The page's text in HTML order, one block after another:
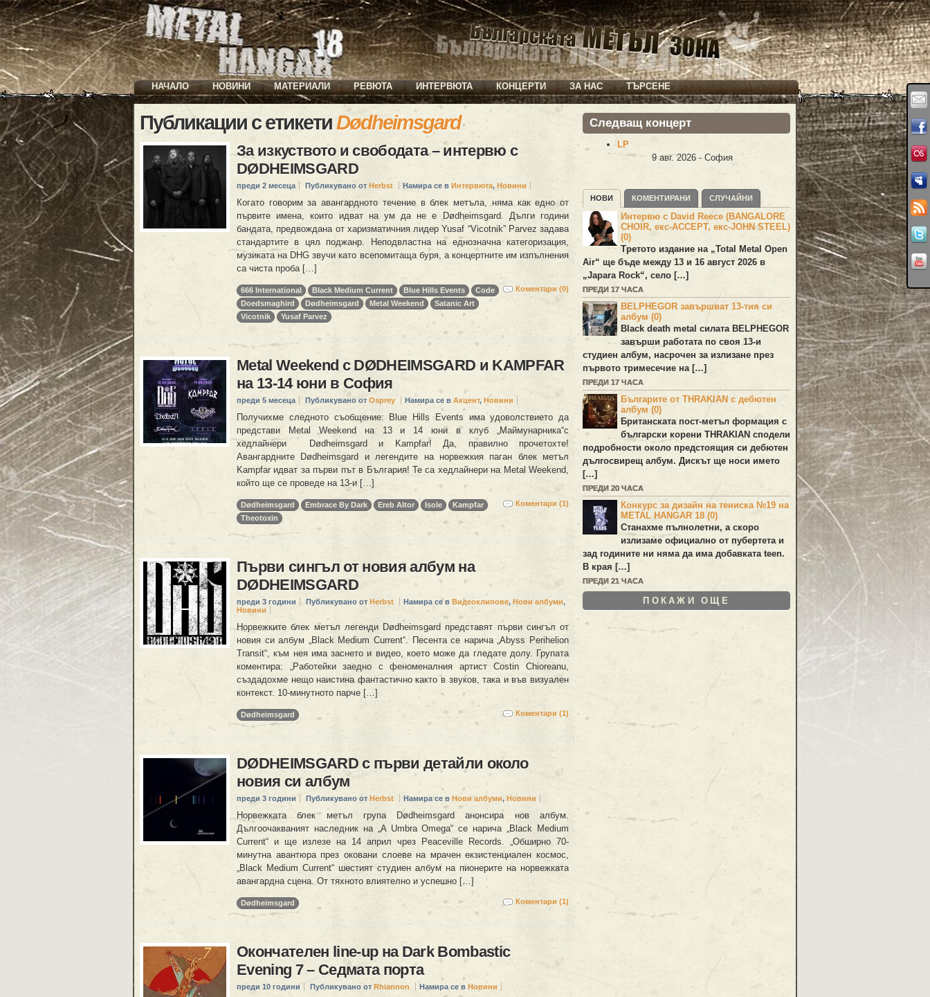
НАЧАЛО НОВИНИ МАТЕРИАЛИ РЕВЮТА ИНТЕРВЮТА КОНЦЕРТИ ЗА НАС ТЪРСЕНЕ
Публикации с етикетиDødheimsgard
За изкуството и свободата – интервю с
DØDHEIMSGARD
преди 2 месеца Публикувано от Herbst Намира се в Интервюта, Новини
Когато говорим за авангардното течение в блек метъла, няма как едно от
първите имена, които идват на ум да не е Dødheimsgard. Дълги години
бандата, предвождана от харизматичния лидер Yusaf “Vicotnik” Parvez задава
стандартите в цял поджанр. Неподвластна на еднозначна категоризация,
музиката на DHG звучи като всепомитаща буря, а концертните им изпълнения
са чиста проба […]
Коментари (0)
666 International Black Medium Current Blue Hills Events
Code
Doedsmaghird
Dødheimsgard Metal Weekend
Satanic Art
Vicotnik
Yusaf Parvez
Metal Weekend с DØDHEIMSGARD и KAMPFAR
на 13-14 юни в София
преди 5 месеца Публикувано от Osprey Намира се в Акцент, Новини
Получихме следното съобщение: Blue Hills Events има удоволствието да
представи Metal Weekend на 13 и 14 юни в клуб „Маймунарника“с
хедлайнери Dødheimsgard и Kampfar! Да, правилно прочетохте!
Авангардните Dødheimsgard и легендите на норвежкия паган блек метъл
Kampfar идват за първи път в България! Те са хедлайнери на Metal Weekend,
който ще се проведе на 13-и […]
Коментари (1)
Dødheimsgard Embrace By Dark Ereb Altor Isole
Kampfar
Theotoxin
Първи сингъл от новия албум на
DØDHEIMSGARD
преди 3 години Публикувано от Herbst Намира се в Видеоклипове, Нови албуми,
Новини
Норвежките блек метъл легенди Dødheimsgard представят първи сингъл от
новия си албум „Black Medium Current“. Песента се нарича „Abyss Perihelion
Transit“, към нея има заснето и видео, което може да гледате долу. Групата
коментира: „Работейки заедно с феноменалния артист Costin Chioreanu,
създадохме нещо наистина фантастично както в звуков, така и във визуален
контекст. 10-минутното парче […]
Коментари (1)
Dødheimsgard
DØDHEIMSGARD с първи детайли около
новия си албум
преди 3 години Публикувано от Herbst Намира се в Нови албуми, Новини
Норвежката блек метъл група Dødheimsgard анонсира нов албум.
Дългоочакваният наследник на „A Umbra Omega“ се нарича „Black Medium
Current“ и ще излезе на 14 април чрез Peaceville Records. „Обширно 70-
минутна авантюра през оковани слоеве на мрачен екзистенциален космос,
„Black Medium Current“ шестият студиен албум на пионерите на норвежката
авангардна сцена. От тяхното влиятелно и успешно […]
Коментари (1)
Dødheimsgard
Окончателен line-up на Dark Bombastic
Evening 7 – Седмата порта
преди 10 години Публикувано от Rhiannon Намира се в Новини
Следващ концерт
LP
9 авг. 2026 - София
НОВИ КОМЕНТИРАНИ СЛУЧАЙНИ
Интервю с David Reece (BANGALORE
CHOIR, екс-ACCEPT, екс-JOHN STEEL)
(0)
Третото издание на „Total Metal Open
Air“ ще бъде между 13 и 16 август 2026 в
„Japara Rock“, село […]
ПРЕДИ 17 ЧАСА
BELPHEGOR завършват 13-тия си
албум (0)
Black death metal силата BELPHEGOR
завърши работата по своя 13-и
студиен албум, насрочен за излизане през
първото тримесечие на […]
ПРЕДИ 17 ЧАСА
Българите от THRAKIAN с дебютен
албум (0)
Британската пост-метъл формация с
български корени THRAKIAN сподели
подробности около предстоящия си дебютен
дългосвирещ албум. Дискът ще носи името
[…]
ПРЕДИ 20 ЧАСА
Конкурс за дизайн на тениска №19 на
METAL HANGAR 18 (0)
Станахме пълнолетни, а скоро
излизаме официално от пубертета и
зад годините ни няма да има добавката teen.
В края […]
ПРЕДИ 21 ЧАСА
ПОКАЖИ ОЩЕ